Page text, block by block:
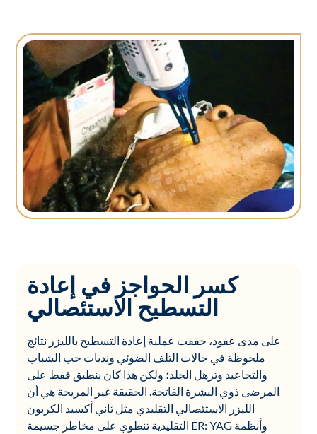
كسر الحواجز في إعادة
التسطيح الاستئصالي
على مدى عقود، حققت عملية إعادة التسطيح بالليزر نتائج
ملحوظة في حالات التلف الضوئي وندبات حب الشباب
والتجاعيد وترهل الجلد؛ ولكن هذا كان ينطبق فقط على
المرضى ذوي البشرة الفاتحة. الحقيقة غير المريحة هي أن
الليزر الاستئصالي التقليدي مثل ثاني أكسيد الكربون
وأنظمة ER: YAG التقليدية تنطوي على مخاطر جسيمة